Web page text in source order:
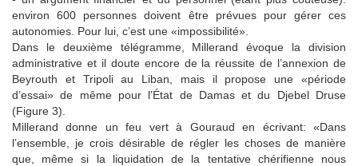
environ 600 personnes doivent être prévues pour gérer ces
autonomies. Pour lui, c’est une «impossibilité».
Dans le deuxième télégramme, Millerand évoque la division
administrative et il doute encore de la réussite de l’annexion de
Beyrouth et Tripoli au Liban, mais il propose une «période
d’essai» de même pour l’État de Damas et du Djebel Druse
(Figure 3).
Millerand donne un feu vert à Gouraud en écrivant: «Dans
l’ensemble, je crois désirable de régler les choses de manière
que, même si la liquidation de la tentative chérifienne nous